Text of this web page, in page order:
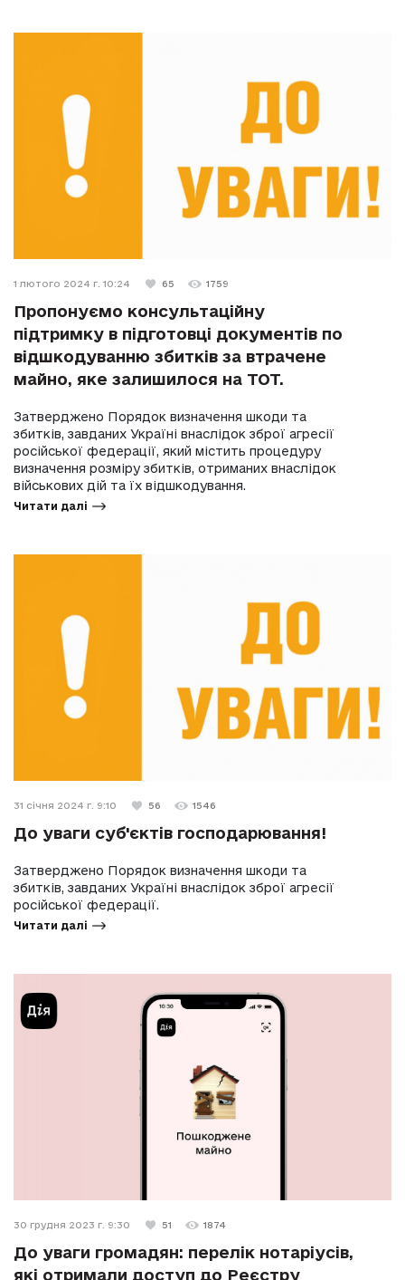
1 лютого 2024 г. 10:24 65 1759
Пропонуємо консультаційну
підтримку в підготовці документів по
відшкодуванню збитків за втрачене
майно, яке залишилося на ТОТ.
Затверджено Порядок визначення шкоди та
збитків, завданих Україні внаслідок зброї агресії
російської федерації, який містить процедуру
визначення розміру збитків, отриманих внаслідок
військових дій та їх відшкодування.
Читати далі
31 січня 2024 г. 9:10 56 1546
До уваги суб'єктів господарювання!
Затверджено Порядок визначення шкоди та
збитків, завданих Україні внаслідок зброї агресії
російської федерації.
Читати далі
30 грудня 2023 г. 9:30 51 1874
До уваги громадян: перелік нотаріусів,
які отримали доступ до Реєстру